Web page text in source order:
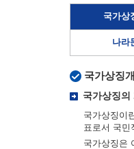
국가상
나라
국가상징
국가상징의
국가상징이
표로서 국민
국가상징은